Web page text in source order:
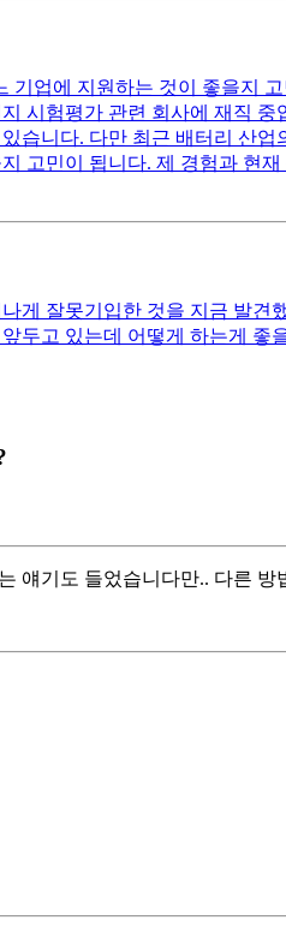
기업에 지원하는 것이 좋을지
시험평가 관련 회사에 재직
습니다. 다만 최근 배터리 산
고민이 됩니다. 제 경험과 현
게 잘못기입한 것을 지금 발
두고 있는데 어떻게 하는게
얘기도 들었습니다만.. 다른 방